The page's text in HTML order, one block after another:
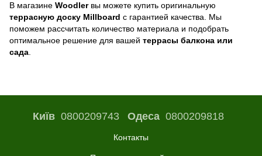
В магазине Woodlerвы можете купить оригинальную
террасную доску Millboard с гарантией качества. Мы
поможем рассчитать количество материала и подобрать
оптимальное решение для вашей террасы балкона или
сада
Київ0800209743 Одеса0800209818
Контакты